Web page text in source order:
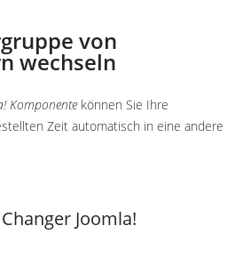
von
wechseln
Komponente können Sie Ihre
Zeit automatisch in eine andere
Joomla!